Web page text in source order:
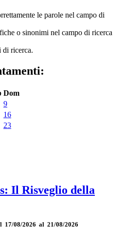
le parole nel campo di
o sinonimi nel campo di ricerca
di ricerca.
Dom
9
16
23
Il Risveglio della
17/08/2026 al 21/08/2026